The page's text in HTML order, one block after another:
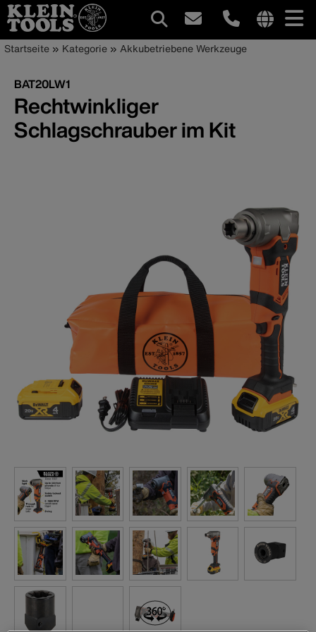
Direkt
Inhalt
Hauptnavigation
Pfadnavigation
Startseite Kategorie Akkubetriebene Werkzeuge
BAT20LW1
Rechtwinkliger
Schlagschrauber im Kit